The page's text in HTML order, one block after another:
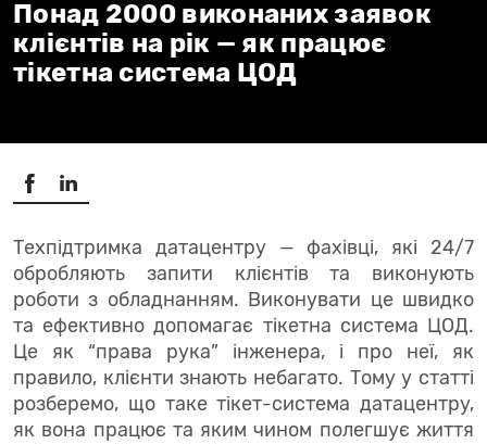
Понад 2000 виконаних заявок
клієнтів на рік — як працює
тікетна система ЦОД
Техпідтримка датацентру — фахівці, які 24/7
обробляють запити клієнтів та виконують
роботи з обладнанням. Виконувати це швидко
та ефективно допомагає тікетна система ЦОД.
Це як “права рука” інженера, і про неї, як
правило, клієнти знають небагато. Тому у статті
розберемо, що таке тікет-система датацентру,
як вона працює та яким чином полегшує життя